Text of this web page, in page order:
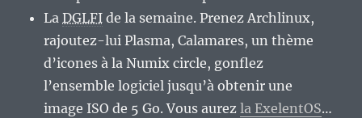
LaDGLFI de la semaine. Prenez Archlinux,
rajoutez-lui Plasma, Calamares, un thème
d’icones à la Numix circle, gonflez
l’ensemble logiciel jusqu’à obtenir une
image ISO de 5 Go. Vous aurezla ExelentOS…